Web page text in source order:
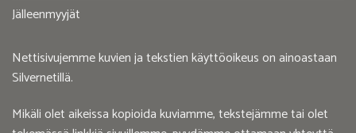
Jälleenmyyjät
Nettisivujemme kuvien ja tekstien käyttöoikeus on ainoastaan
Silvernetillä.
Mikäli olet aikeissa kopioida kuviamme, tekstejämme tai olet